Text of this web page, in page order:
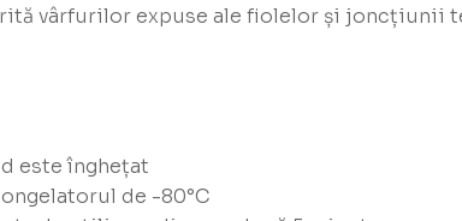
vârfurilor expuse ale fiolelor și joncțiunii
este înghețat
de -80°C